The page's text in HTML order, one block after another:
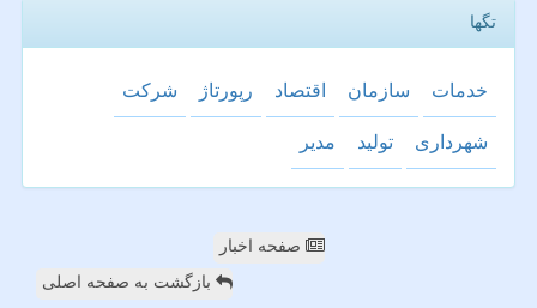
تگها
خدمات سازمان اقتصاد رپورتاژ شركت
شهرداری تولید مدیر
صفحه اخبار
بازگشت به صفحه اصلی